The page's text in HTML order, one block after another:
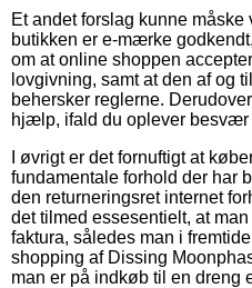
Et andet forslag kunne
butikken er e-mærke
om at online shoppen
lovgivning, samt at den af og
behersker reglerne.
hjælp, ifald du oplever besvær
I øvrigt er det fornuftigt at
fundamentale forhold der har
den returneringsret internet
det tilmed essesentielt, at
faktura, således man i
shopping af Dissing
man er på indkøb til en dreng